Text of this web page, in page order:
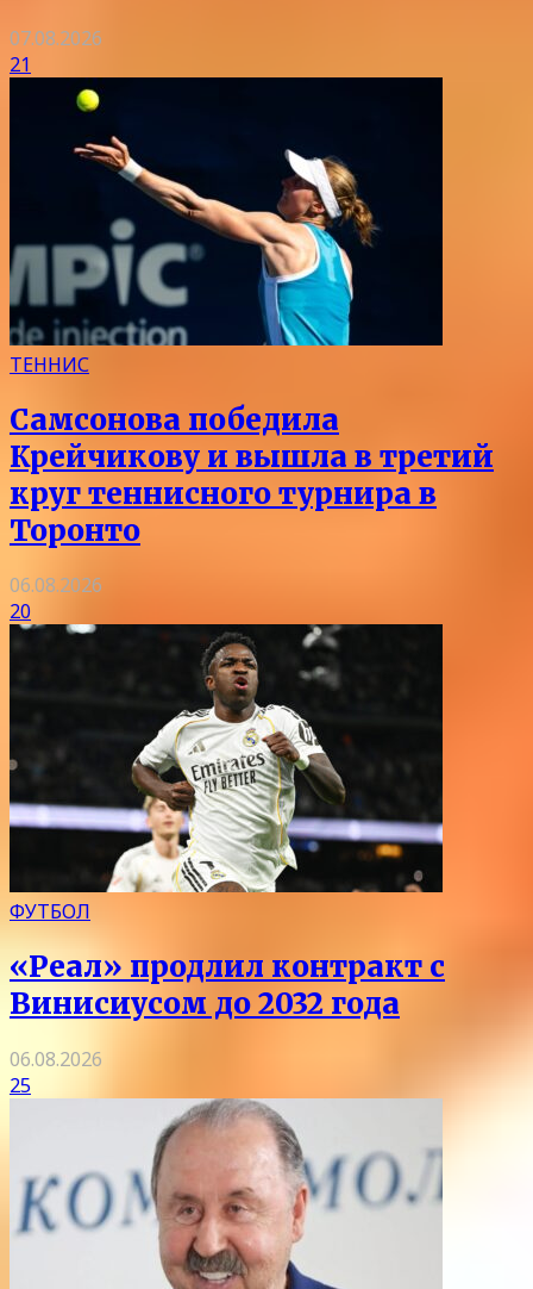
07.08.2026
21
ТЕННИС
Самсонова победила
Крейчикову и вышла в третий
круг теннисного турнира в
Торонто
06.08.2026
20
ФУТБОЛ
«Реал» продлил контракт с
Винисиусом до 2032 года
06.08.2026
25